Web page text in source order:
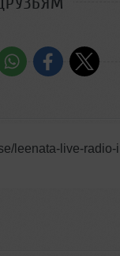
leenata-live-radio-